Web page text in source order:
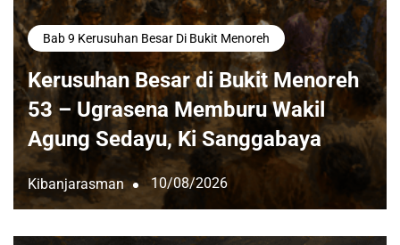
Bab 9 Kerusuhan Besar Di Bukit Menoreh
Kerusuhan Besar di Bukit Menoreh
53 – Ugrasena Memburu Wakil
Agung Sedayu, Ki Sanggabaya
Kibanjarasman 10/08/2026